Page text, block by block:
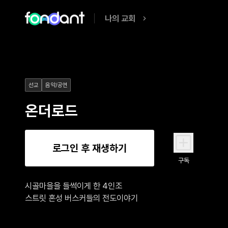
나의 교회
선교 음악/공연
온더로드
로그인 후 재생하기
구독
시골마을을 들썩이게 한 4인조
스트릿 혼성 버스커들의 전도이야기